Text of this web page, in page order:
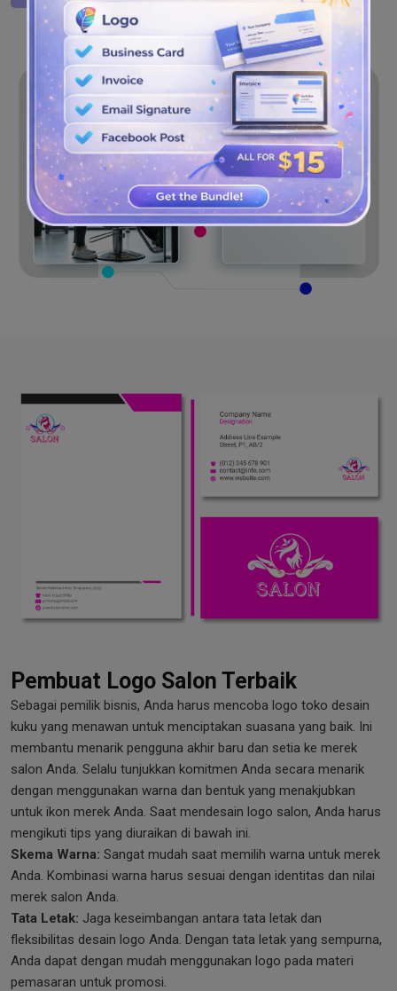
Pembuat Logo Salon Terbaik
Sebagai pemilik bisnis, Anda harus mencoba logo toko desain
kuku yang menawan untuk menciptakan suasana yang baik. Ini
membantu menarik pengguna akhir baru dan setia ke merek
salon Anda. Selalu tunjukkan komitmen Anda secara menarik
dengan menggunakan warna dan bentuk yang menakjubkan
untuk ikon merek Anda. Saat mendesain logo salon, Anda harus
mengikuti tips yang diuraikan di bawah ini.
Skema Warna: Sangat mudah saat memilih warna untuk merek
Anda. Kombinasi warna harus sesuai dengan identitas dan nilai
merek salon Anda.
Tata Letak: Jaga keseimbangan antara tata letak dan
fleksibilitas desain logo Anda. Dengan tata letak yang sempurna,
Anda dapat dengan mudah menggunakan logo pada materi
pemasaran untuk promosi.